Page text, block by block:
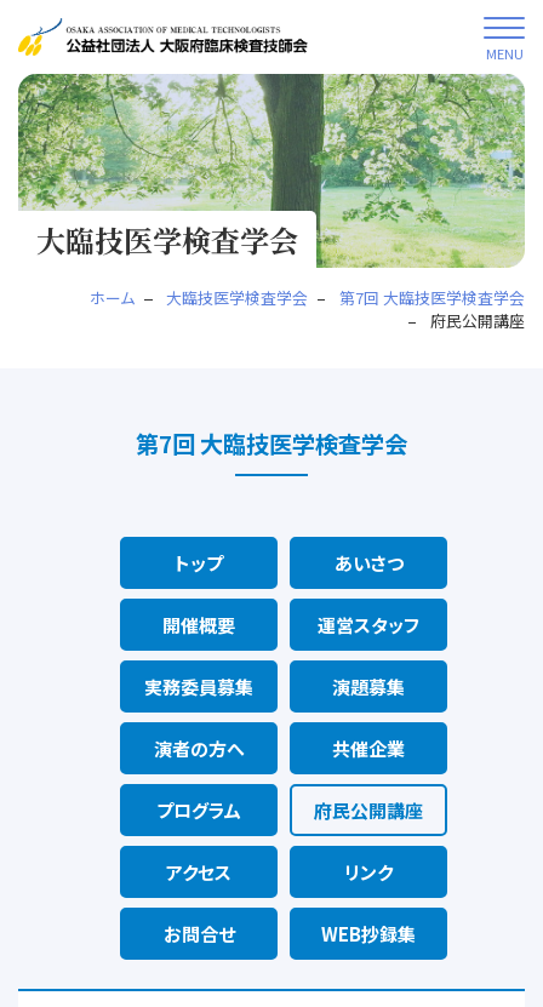
MENU
大臨技医学検査学会
ホーム 大臨技医学検査学会
第7回 大臨技医学検査学会
府民公開講座
第7回 大臨技医学検査学会
トップ あいさつ
開催概要 運営スタッフ
実務委員募集 演題募集
演者の方へ 共催企業
プログラム 府民公開講座
アクセス リンク
お問合せ WEB抄録集